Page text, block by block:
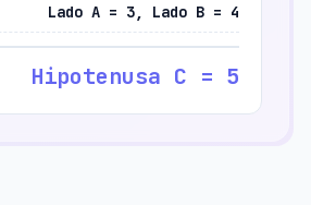
Lado A = 3, Lado B = 4
Hipotenusa C = 5